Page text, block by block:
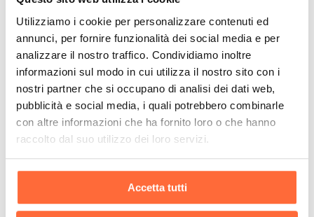
Utilizziamo i cookie per personalizzare contenuti ed
annunci, per fornire funzionalità dei social media e per
analizzare il nostro traffico. Condividiamo inoltre
informazioni sul modo in cui utilizza il nostro sito con i
nostri partner che si occupano di analisi dei dati web,
pubblicità e social media, i quali potrebbero combinarle
con altre informazioni che ha fornito loro o che hanno
raccolto dal suo utilizzo dei loro servizi.
Accetta tutti